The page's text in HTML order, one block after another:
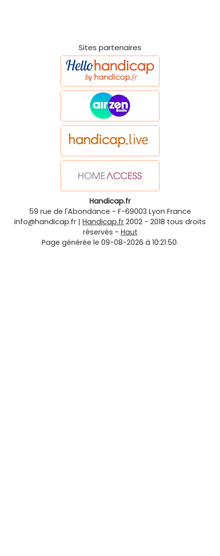
Sites partenaires
Handicap.fr
59 rue de l'Abondance - F-69003 Lyon France
info@handicap.fr | Handicap.fr 2002 - 2018 tous droits
réservés - Haut
Page générée le 09-08-2026 à 10:21:50.